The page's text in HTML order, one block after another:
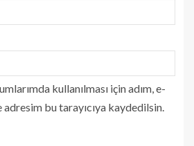
kullanılması için adım, e-
bu tarayıcıya kaydedilsin.